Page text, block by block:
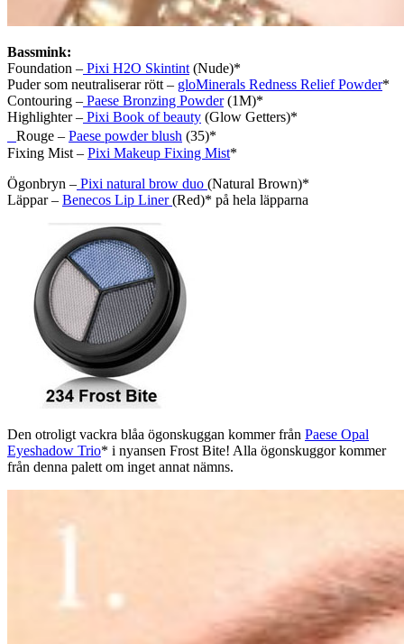
Bassmink:
Foundation – Pixi H2O Skintint (Nude)*
Puder som neutraliserar rött – gloMinerals Redness Relief Powder*
Contouring – Paese Bronzing Powder(1M)*
Highlighter – Pixi Book of beauty (Glow Getters)*
Rouge – Paese powder blush (35)*
Fixing Mist – Pixi Makeup Fixing Mist*
Ögonbryn – Pixi natural brow duo (Natural Brown)*
Läppar – Benecos Lip Liner(Red)* på hela läpparna
Den otroligt vackra blåa ögonskuggan kommer från Paese Opal
Eyeshadow Trio* i nyansen Frost Bite! Alla ögonskuggor kommer
från denna palett om inget annat nämns.